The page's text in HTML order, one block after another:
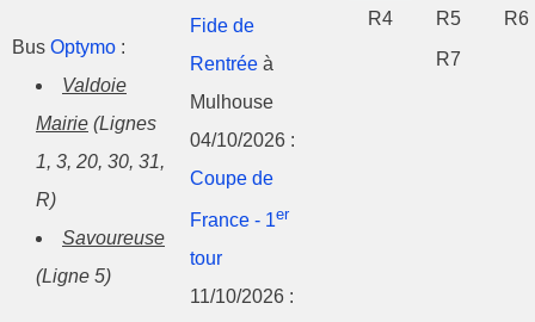
Bus Optymo :
Valdoie
Mairie (Lignes
1, 3, 20, 30, 31,
R)
Savoureuse
(Ligne 5)
Fide de
Rentrée à
Mulhouse
04/10/2026 :
Coupe de
France - 1er
tour
11/10/2026 :
R4
R5
R6
R7